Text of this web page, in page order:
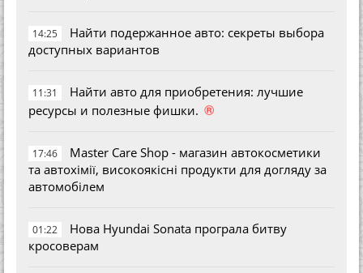
14:25
Найти подержанное авто: секреты выбора
доступных вариантов
11:31
Найти авто для приобретения: лучшие
ресурсы и полезные фишки. ®
17:46
Master Care Shop - магазин автокосметики
та автохімії, високоякісні продукти для догляду за
автомобілем
01:22
Нова Hyundai Sonata програла битву
кросоверам